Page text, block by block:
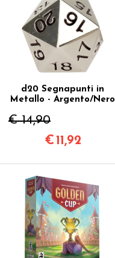
d20 Segnapunti in
Metallo - Argento/Nero
€ 14,90
€ 11,92